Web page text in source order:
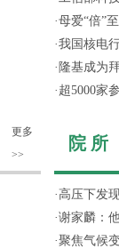
更多
>>
·母爱“倍”
·我国核电
· 隆基成为
· 超5000家
院 所
· 高压下发
·谢家麟：
·聚焦气候